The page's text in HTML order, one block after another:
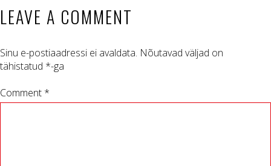
LEAVE A COMMENT
Sinu e-postiaadressi ei avaldata. Nõutavad väljad on
tähistatud *-ga
Comment *